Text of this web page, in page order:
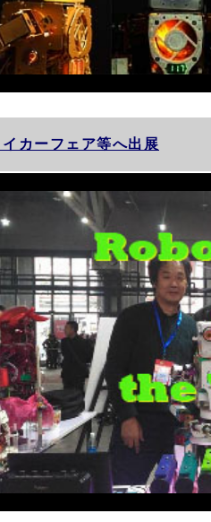
カーフェア等へ出展